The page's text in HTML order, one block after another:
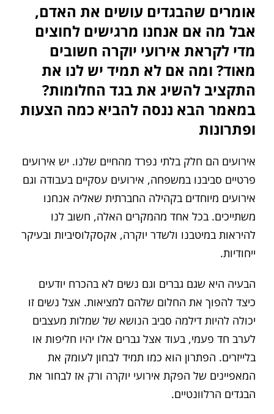
אומרים שהבגדים עושים את האדם,
אבל מה אם אנחנו מרגישים לחוצים
מדי לקראת אירועי יוקרה חשובים
מאוד? ומה אם לא תמיד יש לנו את
התקציב להשיג את בגד החלומות?
במאמר הבא ננסה להביא כמה הצעות
ופתרונות
אירועים הם חלק בלתי נפרד מהחיים שלנו. יש אירועים
פרטיים סביבנו במשפחה, אירועים עסקיים בעבודה וגם
אירועים מיוחדים בקהילה החברתית שאליה אנחנו
משתייכים. בכל אחד מהמקרים האלה, חשוב לנו
להיראות במיטבנו ולשדר יוקרה, אקסקלוסיביות ובעיקר
ייחודיות.
הבעיה היא שגם גברים וגם נשים לא בהכרח יודעים
כיצד להפוך את החלום שלהם למציאות. אצל נשים זו
יכולה להיות דילמה סביב הנושא של שמלות מעצבים
לערב חד פעמי, בעוד אצל גברים אלו יהיו חליפות או
בלייזרים. הפתרון הוא כמו תמיד לבחון לעומק את
המאפיינים של הפקת אירועי יוקרה ורק אז לבחור את
הבגדים הרלוונטיים.